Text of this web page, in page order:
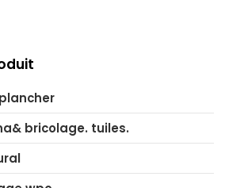
bricolage. tuiles.